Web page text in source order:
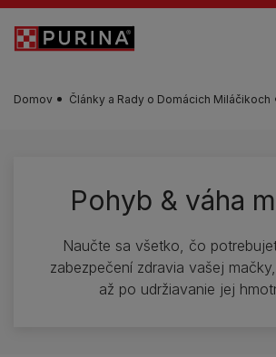
Skočiť na hlavný obsah
Domov Články a Rady o Domácich Miláčikoch
Pohyb & váha
Naučte sa všetko, čo
zabezpečení zdravia vašej
až po udržiavanie jej